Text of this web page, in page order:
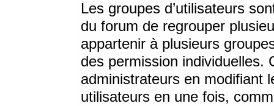
Les groupes d’utilisateurs
du forum de regrouper
appartenir à plusieurs
des permission individuelles.
administrateurs en modifiant
utilisateurs en une fois,